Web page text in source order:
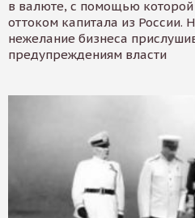
в валюте, с помощью которой
оттоком капитала из России.
нежелание бизнеса
предупреждениям власти